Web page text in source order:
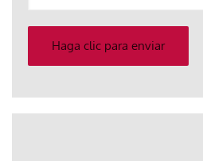
electrónico
Haga clic para enviar